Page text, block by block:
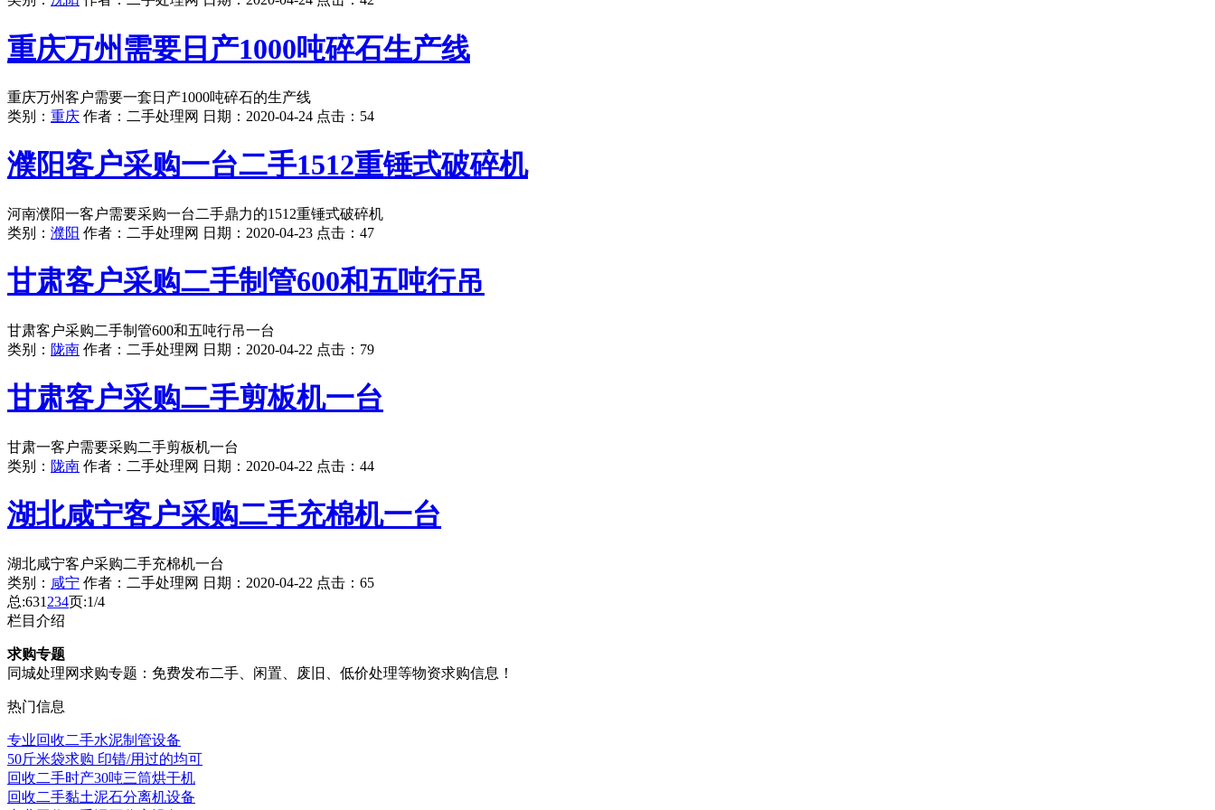
重庆万州需要日产1000吨碎石生产线
重庆万州客户需要一套日产1000吨碎石的生产线
类别： 重庆 作者： 二手处理网 日期： 2020-04-24 点击： 54
濮阳客户采购一台二手1512重锤式破碎机
河南濮阳一客户需要采购一台二手鼎力的1512重锤式破碎机
类别： 濮阳 作者： 二手处理网 日期： 2020-04-23 点击： 47
甘肃客户采购二手制管600和五吨行吊
甘肃客户采购二手制管600和五吨行吊一台
类别： 陇南 作者： 二手处理网 日期： 2020-04-22 点击： 79
甘肃客户采购二手剪板机一台
甘肃一客户需要采购二手剪板机一台
类别： 陇南 作者： 二手处理网 日期： 2020-04-22 点击： 44
湖北咸宁客户采购二手充棉机一台
湖北咸宁客户采购二手充棉机一台
类别： 咸宁 作者： 二手处理网 日期： 2020-04-22 点击： 65
总:631 234页:1/4
栏目介绍
求购专题
同城处理网求购专题：免费发布二手、闲置、废旧、低价处理等物资求购信息！
热门信息
专业回收二手水泥制管设备
50斤米袋求购 印错/用过的均可
回收二手时产30吨三筒烘干机
回收二手黏土泥石分离机设备